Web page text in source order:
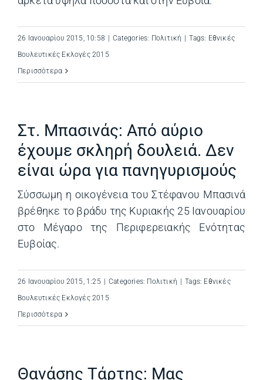
26 Ιανουαρίου 2015, 10:58 Categories: Πολιτική Tags: Εθνικές
Βουλευτικές Εκλογές 2015
Περισσότερα
Στ. Μπασινάς: Από αύριο
έχουμε σκληρή δουλειά. Δεν
είναι ώρα για πανηγυρισμούς
Σύσσωμη η οικογένεια του Στέφανου Μπασινά
βρέθηκε το βράδυ της Κυριακής 25 Ιανουαρίου
στο Μέγαρο της Περιφερειακής Ενότητας
Ευβοίας.
26 Ιανουαρίου 2015, 1:25 Categories: Πολιτική Tags: Εθνικές
Βουλευτικές Εκλογές 2015
Περισσότερα
Θανάσης Τάρτης: Μας